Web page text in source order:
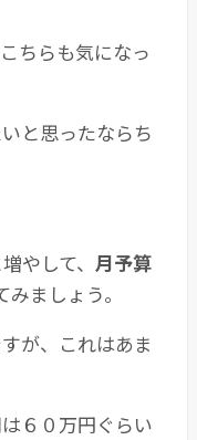
ちらも気になっ
と思ったならち
やして、 月予算
ましょう。
が、これはあま
６０万円ぐらい